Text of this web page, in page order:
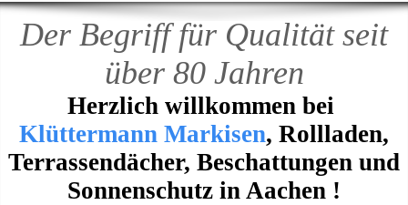
Der Begriff für Qualität seit
über 80 Jahren
Herzlich willkommen bei
Klüttermann Markisen, Rollladen,
Terrassendächer, Beschattungen und
Sonnenschutz in Aachen !